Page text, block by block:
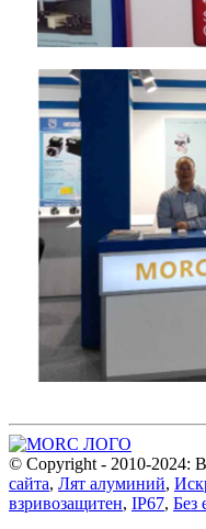
© Copyright - 2010-2024:
сайта, Лят алуминий,
взривозащитен, IP67, Без